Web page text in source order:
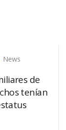
News
de
tenían